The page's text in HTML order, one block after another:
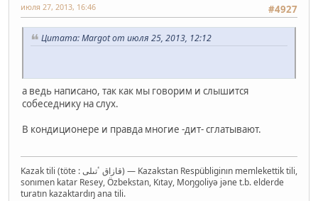
#4927
июля 27, 2013, 16:46
Цитата: Margot от июля 25, 2013, 12:12
а ведь написано, так как мы говорим и слышится
собеседнику на слух.
В кондиционере и правда многие -дит- сглатывают.
Kazak tili (töte : قازاق ٴتىلى‎) — Kazakstan Respübliginın memlekettik tili,
sonımen katar Resey, Özbekstan, Kıtay, Moŋgoliyə jəne t.b. elderde
turatın kazaktardıŋ ana tili.